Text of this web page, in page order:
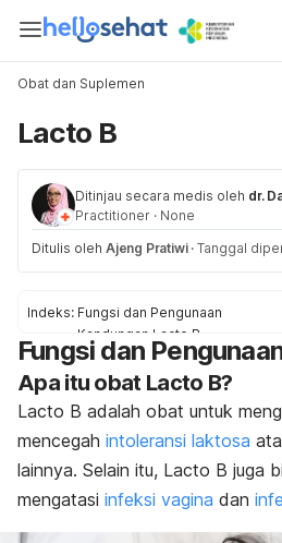
Obat dan Suplemen
Lacto B
Ditinjau secara medis oleh dr.
Practitioner · None
Ditulis oleh Ajeng Pratiwi · Tanggal
Indeks: Fungsi dan Pengunaan
Kandungan Lacto B
Dosis
Efek samping Lacto B
Interaksi Obat
Overdosis
Fungsi dan
Apa itu obat Lacto B?
Lacto B adalah obat untuk
mencegah intoleransi laktosa
lainnya. Selain itu, Lacto B juga
mengatasi infeksi vagina dan